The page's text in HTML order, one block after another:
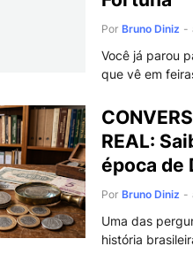
Por Bruno Diniz -
Você já parou
que vê em
REAL:
época de
Por Bruno Diniz -
Uma das
história